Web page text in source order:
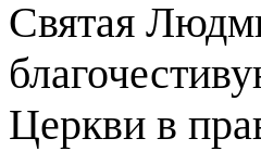
Святая
Церкви в